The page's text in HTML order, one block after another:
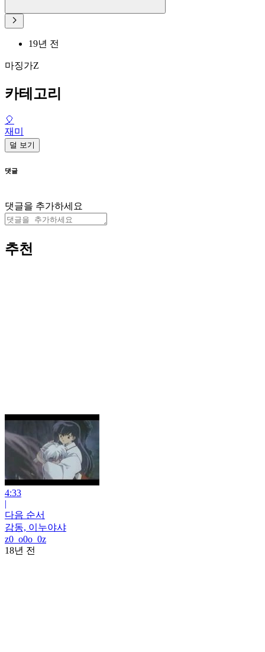
19년 전
마징가Z
카테고리
🎈
재미
덜 보기
댓글
댓글을 추가하세요
추천
4:33
|
다음 순서
감동, 이누야샤
z0_o0o_0z
18년 전